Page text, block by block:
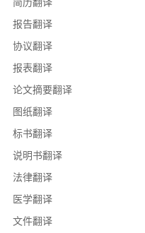
报告翻译
协议翻译
报表翻译
论文摘要翻译
图纸翻译
标书翻译
说明书翻译
法律翻译
医学翻译
文件翻译